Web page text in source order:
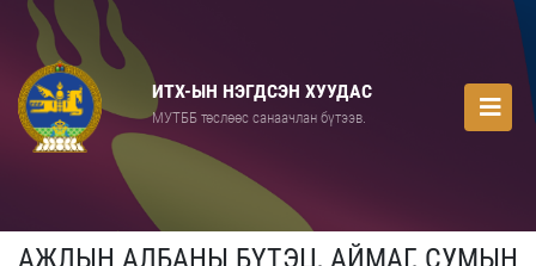
ИТХ-ЫН НЭГДСЭН ХУУДАС
МУТББ төслөөс санаачлан бүтээв.
АЖЛЫН АЛБАНЫ БҮТЭЦ, АЙМАГ, СУМЫН